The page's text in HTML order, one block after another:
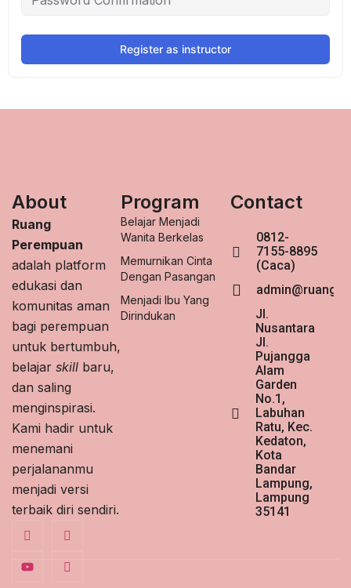
Register as instructor
About
Ruang
Perempuan
adalah platform
edukasi dan
komunitas aman
bagi perempuan
untuk bertumbuh,
belajar skill baru,
dan saling
menginspirasi.
Kami hadir untuk
menemani
perjalananmu
menjadi versi
terbaik diri sendiri.
Program
Belajar Menjadi
Wanita Berkelas
Memurnikan Cinta
Dengan Pasangan
Menjadi Ibu Yang
Dirindukan
Contact
0812-
7155-8895
(Caca)
Jl.
Nusantara
Jl.
Pujangga
Alam
Garden
No.1,
Labuhan
Ratu, Kec.
Kedaton,
Kota
Bandar
Lampung,
Lampung
35141